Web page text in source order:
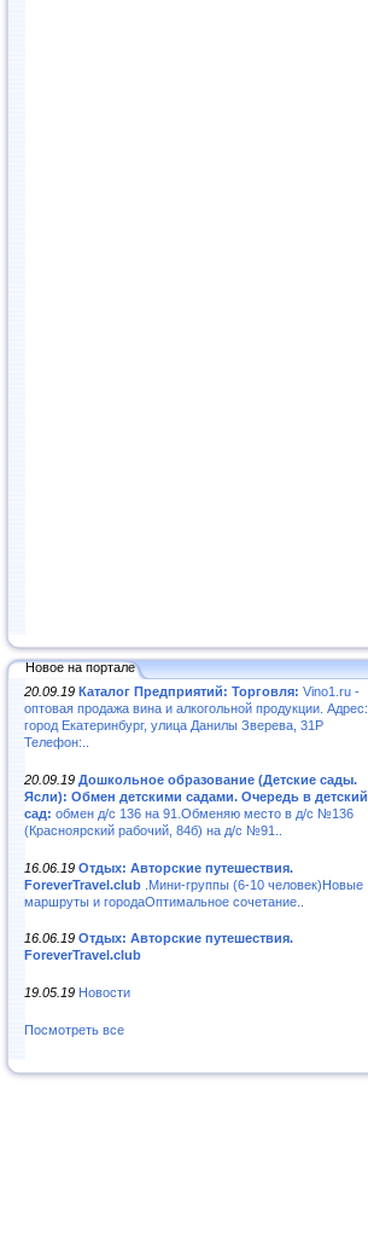
Новое на портале
20.09.19 Каталог Предприятий: Торговля: Vino1.ru -
оптовая продажа вина и алкогольной продукции. Адрес:
город Екатеринбург, улица Данилы Зверева, 31Р
Телефон:..
20.09.19 Дошкольное образование (Детские сады.
Ясли): Обмен детскими садами. Очередь в детский
сад: обмен д/с 136 на 91.Обменяю место в д/с №136
(Красноярский рабочий, 84б) на д/с №91..
16.06.19 Отдых: Авторские путешествия.
ForeverTravel.club .Мини-группы (6-10 человек)Новые
маршруты и городаОптимальное сочетание..
16.06.19 Отдых: Авторские путешествия.
ForeverTravel.club
19.05.19 Новости
Посмотреть все